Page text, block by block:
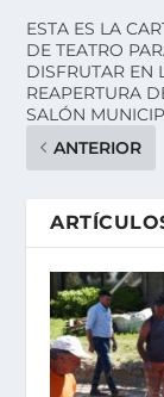
ESTA ES LA
DE TEATRO
DISFRUTAR EN
REAPERTURA
SALÓN
ANTERIOR